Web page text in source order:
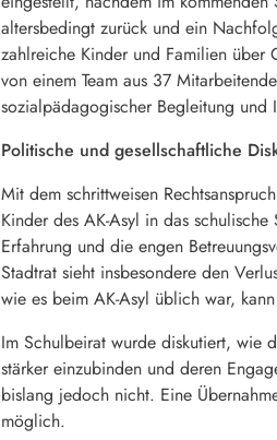
altersbedingt zurück und ein
zahlreiche Kinder und Familien über
von einem Team aus 37
sozialpädagogischer Begleitung und
Politische und gesellschaftliche
Mit dem schrittweisen
Kinder des AK-Asyl in das
Erfahrung und die engen
Stadtrat sieht insbesondere den
wie es beim AK-Asyl üblich war,
Im Schulbeirat wurde diskutiert, wie
stärker einzubinden und deren
bislang jedoch nicht. Eine
möglich.